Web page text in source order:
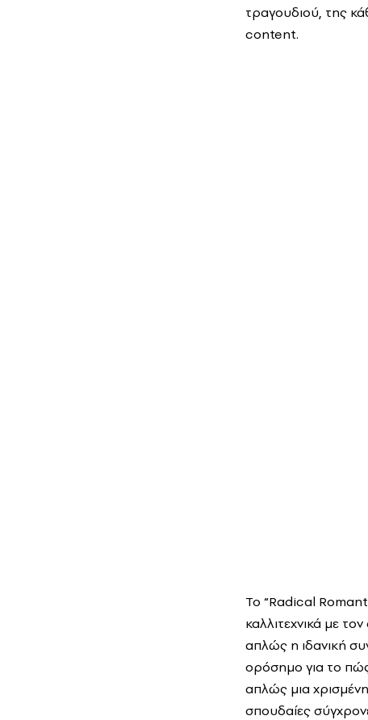
τραγουδιού, της
content.
Το “Radical
καλλιτεχνικά με
απλώς η ιδανική
ορόσημο για το πώς
απλώς μια
σπουδαίες